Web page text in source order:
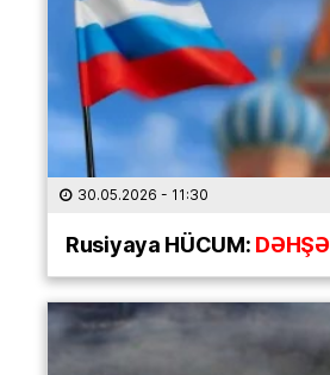
30.05.2026 - 11:30
Rusiyaya HÜCUM: